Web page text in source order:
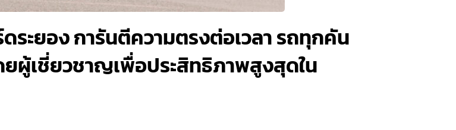
ะยอง การันตีความตรงต่อเวลา รถทุกคัน
ผู้เชี่ยวชาญเพื่อประสิทธิภาพสูงสุดใน